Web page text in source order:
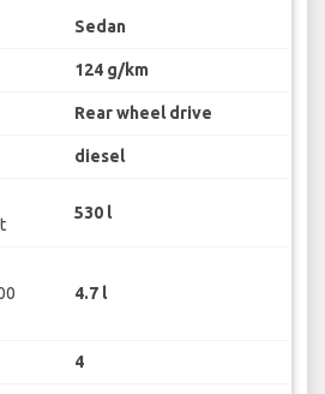
Sedan
124 g/km
Rear wheel drive
diesel
530 l
4.7 l
4